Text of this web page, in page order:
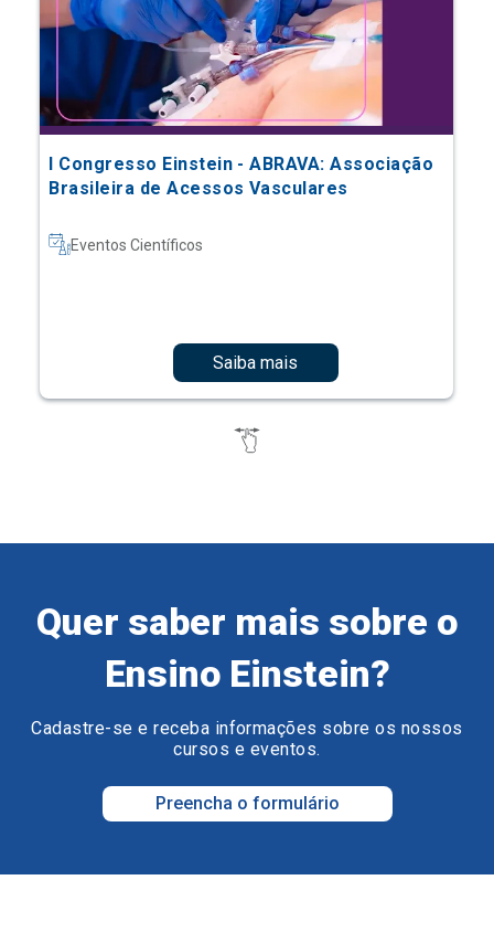
I Congresso Einstein - ABRAVA: Associação
Brasileira de Acessos Vasculares
Eventos Científicos
Saiba mais
Quer saber mais sobre o
Ensino Einstein?
Cadastre-se e receba informações sobre os nossos
cursos e eventos.
Preencha o formulário